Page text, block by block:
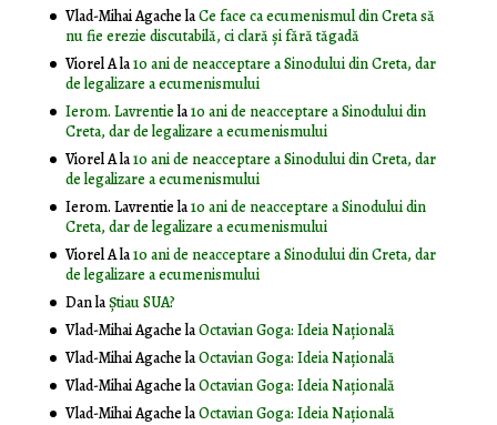
Vlad-Mihai AgachelaCe face ca ecumenismul din Creta să
nu fie erezie discutabilă, ci clară și fără tăgadă
Viorel Ala10 ani de neacceptare a Sinodului din Creta, dar
de legalizare a ecumenismului
Ierom. Lavrentiela10 ani de neacceptare a Sinodului din
Creta, dar de legalizare a ecumenismului
Viorel Ala10 ani de neacceptare a Sinodului din Creta, dar
de legalizare a ecumenismului
Ierom. Lavrentiela10 ani de neacceptare a Sinodului din
Creta, dar de legalizare a ecumenismului
Viorel Ala10 ani de neacceptare a Sinodului din Creta, dar
de legalizare a ecumenismului
DanlaȘtiau SUA?
Vlad-Mihai AgachelaOctavian Goga: Ideia Naţională
Vlad-Mihai AgachelaOctavian Goga: Ideia Naţională
Vlad-Mihai AgachelaOctavian Goga: Ideia Naţională
Vlad-Mihai AgachelaOctavian Goga: Ideia Naţională